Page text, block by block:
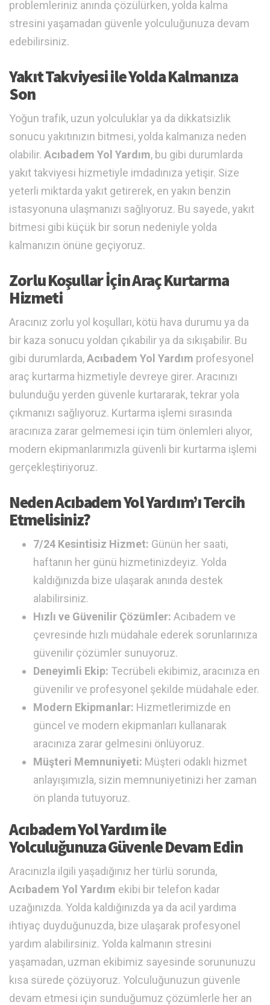
problemleriniz anında çözülürken, yolda kalma
stresini yaşamadan güvenle yolculuğunuza devam
edebilirsiniz.
Yakıt Takviyesi ile Yolda Kalmanıza
Son
Yoğun trafik, uzun yolculuklar ya da dikkatsizlik
sonucu yakıtınızın bitmesi, yolda kalmanıza neden
olabilir. Acıbadem Yol Yardım, bu gibi durumlarda
yakıt takviyesi hizmetiyle imdadınıza yetişir. Size
yeterli miktarda yakıt getirerek, en yakın benzin
istasyonuna ulaşmanızı sağlıyoruz. Bu sayede, yakıt
bitmesi gibi küçük bir sorun nedeniyle yolda
kalmanızın önüne geçiyoruz.
Zorlu Koşullar İçin Araç Kurtarma
Hizmeti
Aracınız zorlu yol koşulları, kötü hava durumu ya da
bir kaza sonucu yoldan çıkabilir ya da sıkışabilir. Bu
gibi durumlarda,Acıbadem Yol Yardım profesyonel
araç kurtarma hizmetiyle devreye girer. Aracınızı
bulunduğu yerden güvenle kurtararak, tekrar yola
çıkmanızı sağlıyoruz. Kurtarma işlemi sırasında
aracınıza zarar gelmemesi için tüm önlemleri alıyor,
modern ekipmanlarımızla güvenli bir kurtarma işlemi
gerçekleştiriyoruz.
Neden Acıbadem Yol Yardım’ı Tercih
Etmelisiniz?
7/24 Kesintisiz Hizmet: Günün her saati,
haftanın her günü hizmetinizdeyiz. Yolda
kaldığınızda bize ulaşarak anında destek
alabilirsiniz.
Hızlı ve Güvenilir Çözümler: Acıbadem ve
çevresinde hızlı müdahale ederek sorunlarınıza
güvenilir çözümler sunuyoruz.
Deneyimli Ekip: Tecrübeli ekibimiz, aracınıza en
güvenilir ve profesyonel şekilde müdahale eder.
Modern Ekipmanlar: Hizmetlerimizde en
güncel ve modern ekipmanları kullanarak
aracınıza zarar gelmesini önlüyoruz.
Müşteri Memnuniyeti: Müşteri odaklı hizmet
anlayışımızla, sizin memnuniyetinizi her zaman
ön planda tutuyoruz.
Acıbadem Yol Yardım ile
Yolculuğunuza Güvenle Devam Edin
Aracınızla ilgili yaşadığınız her türlü sorunda,
Acıbadem Yol Yardım ekibi bir telefon kadar
uzağınızda. Yolda kaldığınızda ya da acil yardıma
ihtiyaç duyduğunuzda, bize ulaşarak profesyonel
yardım alabilirsiniz. Yolda kalmanın stresini
yaşamadan, uzman ekibimiz sayesinde sorununuzu
kısa sürede çözüyoruz. Yolculuğunuzun güvenle
devam etmesi için sunduğumuz çözümlerle her an